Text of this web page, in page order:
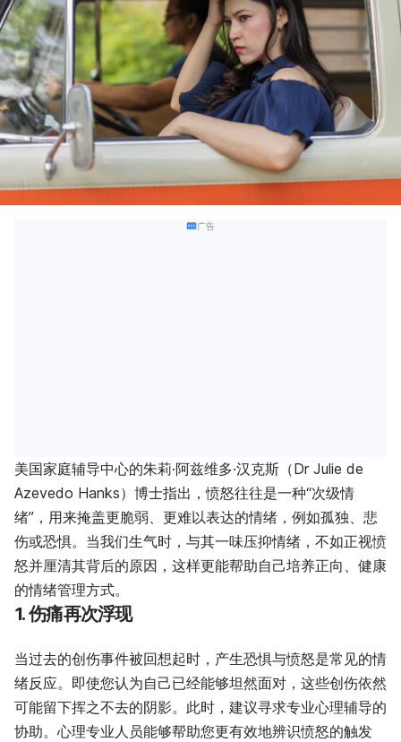
广告
美国家庭辅导中心的朱莉·阿兹维多·汉克斯（Dr Julie de
Azevedo Hanks）博士指出，愤怒往往是一种“次级情
绪”，用来掩盖更脆弱、更难以表达的情绪，例如孤独、悲
伤或恐惧。当我们生气时，与其一味压抑情绪，不如正视愤
怒并厘清其背后的原因，这样更能帮助自己培养正向、健康
的情绪管理方式。
1. 伤痛再次浮现
当过去的创伤事件被回想起时，产生恐惧与愤怒是常见的情
绪反应。即使您认为自己已经能够坦然面对，这些创伤依然
可能留下挥之不去的阴影。此时，建议寻求专业心理辅导的
协助。心理专业人员能够帮助您更有效地辨识愤怒的触发